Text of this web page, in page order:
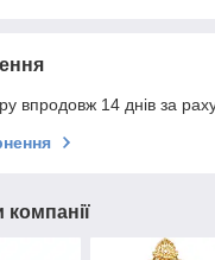
впродовж 14 днів за
компанії